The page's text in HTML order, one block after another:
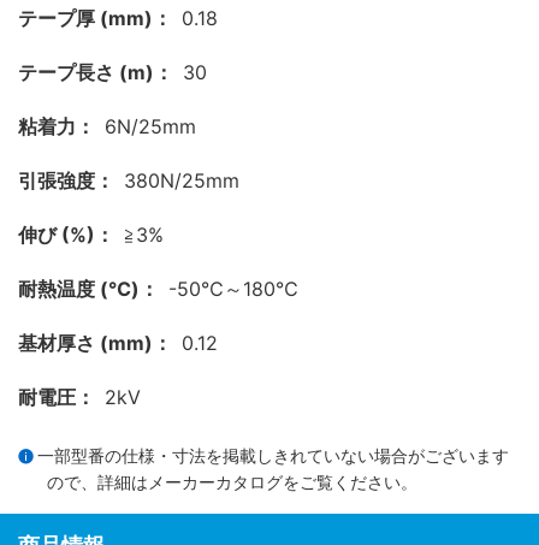
テープ厚 (mm)： 0.18
テープ長さ (m)： 30
粘着力： 6N/25mm
引張強度： 380N/25mm
伸び (%)： ≧3%
耐熱温度 (℃)： -50℃～180℃
基材厚さ (mm)： 0.12
耐電圧： 2kV
一部型番の仕様・寸法を掲載しきれていない場合がございます
ので、詳細は メーカーカタログをご覧ください。